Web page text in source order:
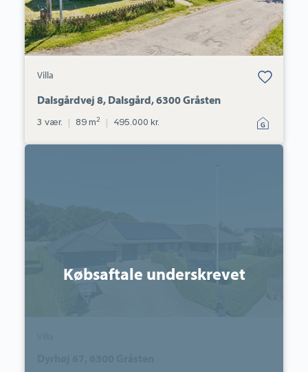
Villa
Bolig er gemt
under dine
Dalsgårdvej 8, Dalsgård, 6300 Gråsten
3 vær. | 89 m2 | 495.000 kr.
Købsaftale underskrevet